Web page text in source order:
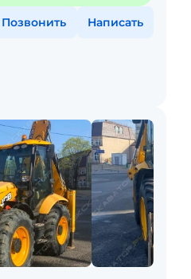
Позвонить Написать